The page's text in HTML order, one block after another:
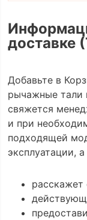
доставке
Добавьте в
рычажные тали
свяжется
и при
подходящей
эксплуатации,
расскажет